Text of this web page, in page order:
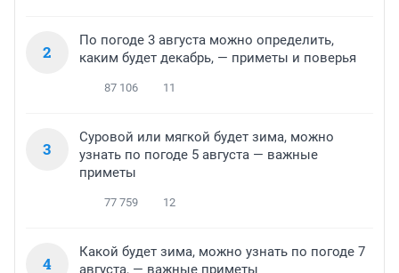
2
По погоде 3 августа можно определить,
каким будет декабрь, — приметы и поверья
87 106 11
3
Суровой или мягкой будет зима, можно
узнать по погоде 5 августа — важные
приметы
77 759 12
4
Какой будет зима, можно узнать по погоде 7
августа, — важные приметы